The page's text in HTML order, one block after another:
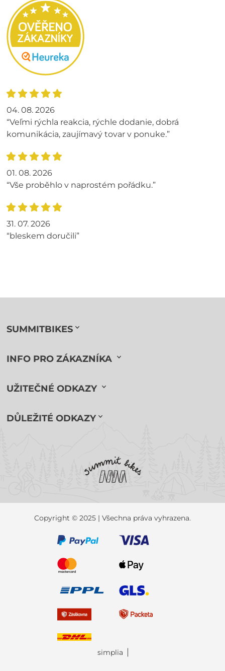
04. 08. 2026
“Veľmi rýchla reakcia, rýchle dodanie, dobrá
komunikácia, zaujímavý tovar v ponuke.”
01. 08. 2026
“Vše proběhlo v naprostém pořádku.”
31. 07. 2026
“bleskem doručili”
SUMMITBIKES
INFO PRO ZÁKAZNÍKA
UŽITEČNÉ ODKAZY
DŮLEŽITÉ ODKAZY
Copyright © 2025 | Všechna práva vyhrazena.
simplia